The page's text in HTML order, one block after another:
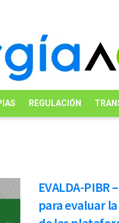
REGULACIÓN
EVALDA-PIBR
para evaluar